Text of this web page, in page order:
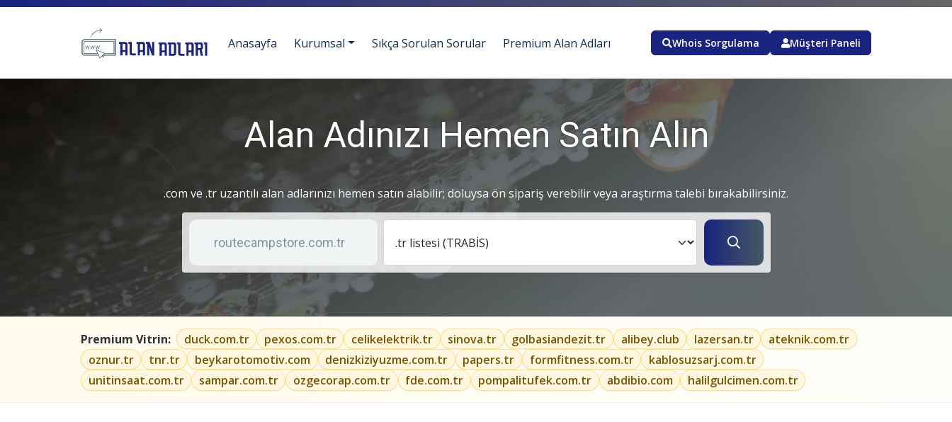
Anasayfa Kurumsal Sıkça Sorulan Sorular Premium Alan Adları Whois Sorgulama Müşteri Paneli
Alan Adınızı Hemen Satın Alın
.com ve .tr uzantılı alan adlarınızı hemen satın alabilir; doluysa ön sipariş verebilir veya araştırma talebi bırakabilirsiniz.
Anahtar kelime
Liste türü
Premium Vitrin: duck.com.tr pexos.com.tr celikelektrik.tr sinova.tr golbasiandezit.tr alibey.club lazersan.tr
ateknik.com.tr
oznur.tr
tnr.tr beykarotomotiv.com denizkiziyuzme.com.tr papers.tr formfitness.com.tr
kablosuzsarj.com.tr
unitinsaat.com.tr
sampar.com.tr ozgecorap.com.tr fde.com.tr pompalitufek.com.tr abdibio.com halilgulcimen.com.tr